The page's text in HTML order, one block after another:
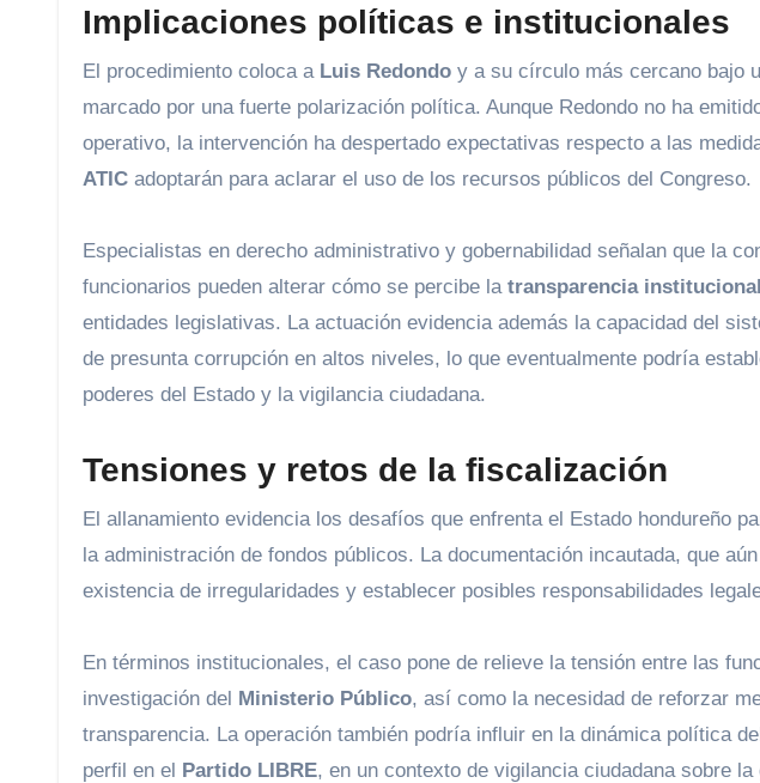
Implicaciones políticas e institucionales
El procedimiento coloca a Luis Redondo y a su círculo más cercano bajo
marcado por una fuerte polarización política. Aunque Redondo no ha
operativo, la intervención ha despertado expectativas respecto a las
ATIC adoptarán para aclarar el uso de los recursos públicos del Congreso.
Especialistas en derecho administrativo y gobernabilidad señalan que la
funcionarios pueden alterar cómo se percibe la transparencia institucional
entidades legislativas. La actuación evidencia además la capacidad del
de presunta corrupción en altos niveles, lo que eventualmente podría
poderes del Estado y la vigilancia ciudadana.
Tensiones y retos de la fiscalización
El allanamiento evidencia los desafíos que enfrenta el Estado hondureño
la administración de fondos públicos. La documentación incautada, que
existencia de irregularidades y establecer posibles responsabilidades
En términos institucionales, el caso pone de relieve la tensión entre las
investigación del
Ministerio Público, así como la necesidad de reforzar
transparencia. La operación también podría influir en la dinámica política
perfil en el
Partido LIBRE, en un contexto de vigilancia ciudadana sobre